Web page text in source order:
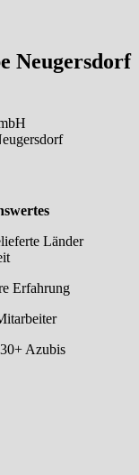
Neugersdorf
Länder
Erfahrung
Azubis